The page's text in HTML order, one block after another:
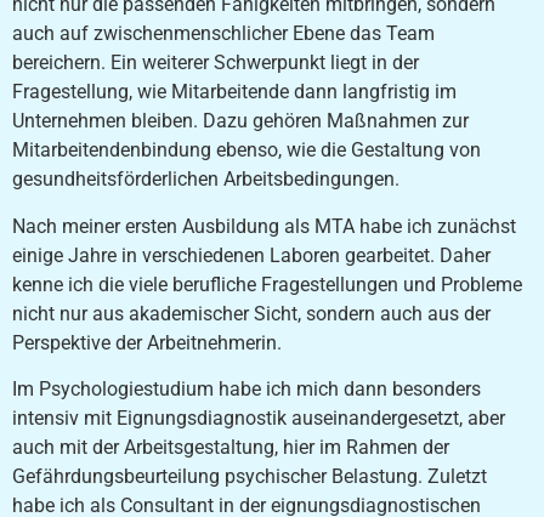
nicht nur die passenden Fähigkeiten mitbringen, sondern
auch auf zwischenmenschlicher Ebene das Team
bereichern. Ein weiterer Schwerpunkt liegt in der
Fragestellung, wie Mitarbeitende dann langfristig im
Unternehmen bleiben. Dazu gehören Maßnahmen zur
Mitarbeitendenbindung ebenso, wie die Gestaltung von
gesundheitsförderlichen Arbeitsbedingungen.
Nach meiner ersten Ausbildung als MTA habe ich zunächst
einige Jahre in verschiedenen Laboren gearbeitet. Daher
kenne ich die viele berufliche Fragestellungen und Probleme
nicht nur aus akademischer Sicht, sondern auch aus der
Perspektive der Arbeitnehmerin.
Im Psychologiestudium habe ich mich dann besonders
intensiv mit Eignungsdiagnostik auseinandergesetzt, aber
auch mit der Arbeitsgestaltung, hier im Rahmen der
Gefährdungsbeurteilung psychischer Belastung. Zuletzt
habe ich als Consultant in der eignungsdiagnostischen